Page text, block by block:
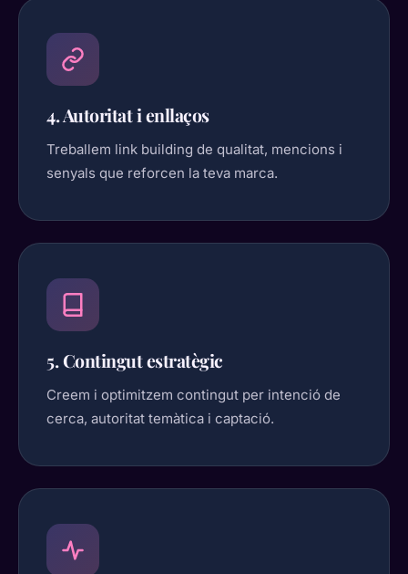
4. Autoritat i enllaços
Treballem link building de qualitat, mencions i
senyals que reforcen la teva marca.
5. Contingut estratègic
Creem i optimitzem contingut per intenció de
cerca, autoritat temàtica i captació.